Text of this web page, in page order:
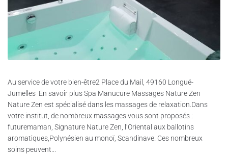
Au service de votre bien-être2 Place du Mail, 49160 Longué-
Jumelles En savoir plus Spa Manucure Massages Nature Zen
Nature Zen est spécialisé dans les massages de relaxation.Dans
votre institut, de nombreux massages vous sont proposés :
futuremaman, Signature Nature Zen, l’Oriental aux ballotins
aromatiques,Polynésien au monoï, Scandinave. Ces nombreux
soins peuvent...